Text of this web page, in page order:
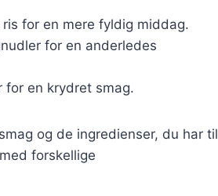
for en mere fyldig middag.
for en anderledes
en krydret smag.
og de ingredienser, du har til
forskellige